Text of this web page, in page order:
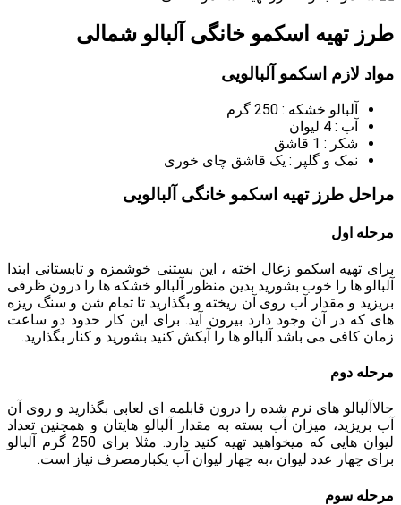
طرز تهیه اسکمو خانگی آلبالو شمالی
مواد لازم اسکمو آلبالویی
آلبالو خشکه : 250 گرم
آب : 4 لیوان
شکر : 1 قاشق
نمک و گلپر : یک قاشق چای خوری
مراحل طرز تهیه اسکمو خانگی آلبالویی
مرحله اول
برای تهیه اسکمو زغال اخته ، این بستنی خوشمزه و تابستانی ابتدا
آلبالو ها را خوب بشورید بدین منظور آلبالو خشکه ها را درون ظرفی
بریزید و مقدار آب روی آن ریخته و بگذارید تا تمام شن و سنگ ریزه
های که در آن وجود دارد بیرون آید. برای این کار حدود دو ساعت
زمان کافی می باشد آلبالو ها را آبکش کنید بشورید و کنار بگذارید.
مرحله دوم
حالاآلبالو های نرم شده را درون قابلمه ای لعابی بگذارید و روی آن
آب بریزید، میزان آب بسته به مقدار آلبالو هایتان و همچنین تعداد
لیوان هایی که میخواهید تهیه کنید دارد. مثلا برای 250 گرم آلبالو
برای چهار عدد لیوان ،به چهار لیوان آب یکبارمصرف نیاز است.
مرحله سوم